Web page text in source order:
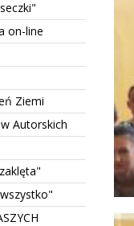
on-line
Ziemi
Autorskich